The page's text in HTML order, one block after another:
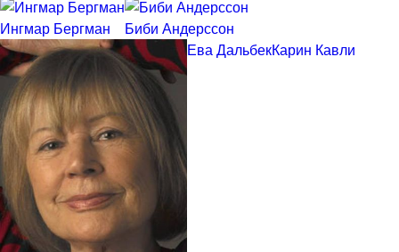
Ингмар Бергман Биби Андерссон
Ева ДальбекКарин Кавли